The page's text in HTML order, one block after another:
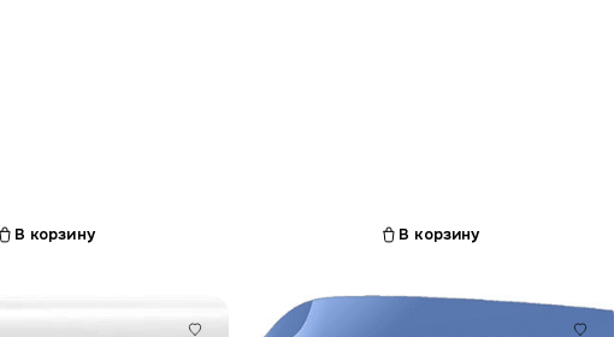
В корзину В корзину